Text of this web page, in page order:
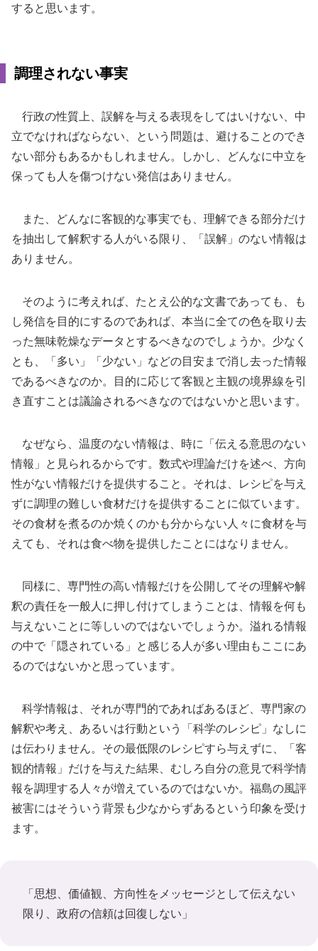
すると思います。
調理されない事実
行政の性質上、誤解を与える表現をしてはいけない、中
立でなければならない、という問題は、避けることのでき
ない部分もあるかもしれません。しかし、どんなに中立を
保っても人を傷つけない発信はありません。
また、どんなに客観的な事実でも、理解できる部分だけ
を抽出して解釈する人がいる限り、「誤解」のない情報は
ありません。
そのように考えれば、たとえ公的な文書であっても、も
し発信を目的にするのであれば、本当に全ての色を取り去
った無味乾燥なデータとするべきなのでしょうか。少なく
とも、「多い」「少ない」などの目安まで消し去った情報
であるべきなのか。目的に応じて客観と主観の境界線を引
き直すことは議論されるべきなのではないかと思います。
なぜなら、温度のない情報は、時に「伝える意思のない
情報」と見られるからです。数式や理論だけを述べ、方向
性がない情報だけを提供すること。それは、レシピを与え
ずに調理の難しい食材だけを提供することに似ています。
その食材を煮るのか焼くのかも分からない人々に食材を与
えても、それは食べ物を提供したことにはなりません。
同様に、専門性の高い情報だけを公開してその理解や解
釈の責任を一般人に押し付けてしまうことは、情報を何も
与えないことに等しいのではないでしょうか。溢れる情報
の中で「隠されている」と感じる人が多い理由もここにあ
るのではないかと思っています。
科学情報は、それが専門的であればあるほど、専門家の
解釈や考え、あるいは行動という「科学のレシピ」なしに
は伝わりません。その最低限のレシピすら与えずに、「客
観的情報」だけを与えた結果、むしろ自分の意見で科学情
報を調理する人々が増えているのではないか。福島の風評
被害にはそういう背景も少なからずあるという印象を受け
ます。
「思想、価値観、方向性をメッセージとして伝えない
限り、政府の信頼は回復しない」